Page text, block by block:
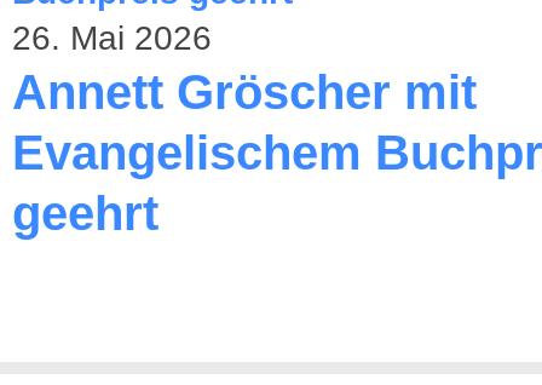
26. Mai 2026
Annett Gröscher mit
Evangelischem
geehrt